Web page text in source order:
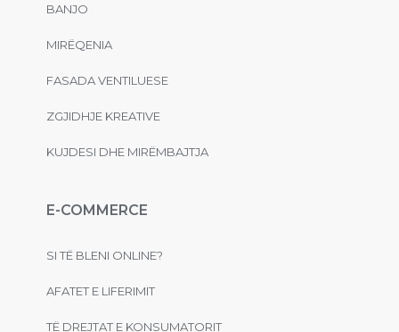
BANJO
MIRËQENIA
FASADA VENTILUESE
ZGJIDHJE KREATIVE
KUJDESI DHE MIRËMBAJTJA
E-COMMERCE
SI TË BLENI ONLINE?
AFATET E LIFERIMIT
TË DREJTAT E KONSUMATORIT